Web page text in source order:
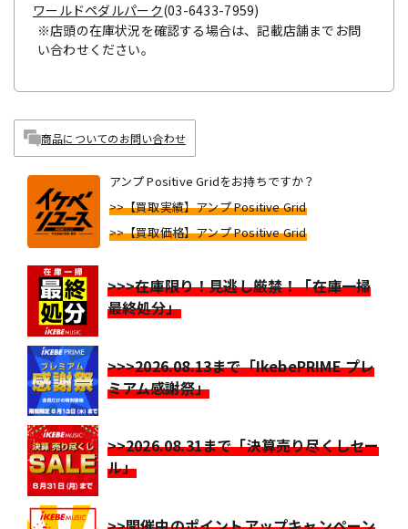
ワールドペダルパーク(03-6433-7959)
※店頭の在庫状況を確認する場合は、記載店舗までお問
い合わせください。
商品についてのお問い合わせ
アンプ Positive Gridをお持ちですか？
>>【買取実績】アンプ Positive Grid
>>【買取価格】アンプ Positive Grid
>>>在庫限り！見逃し厳禁！「在庫一掃
最終処分」
>>>2026.08.13まで「IkebePRIME プレ
ミアム感謝祭」
>>2026.08.31まで「決算売り尽くしセー
ル」